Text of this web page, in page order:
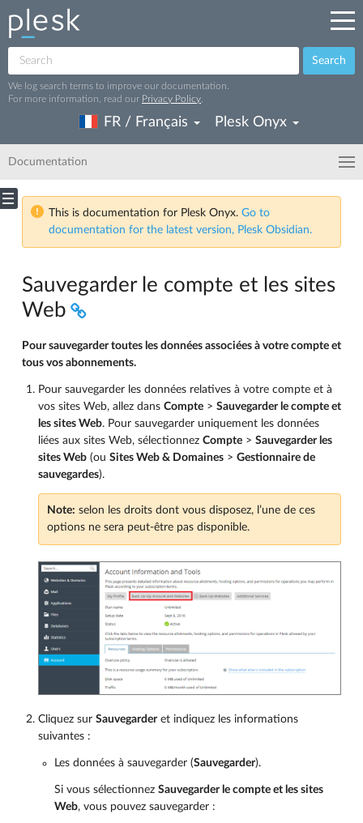
Search
We log search terms to improve our documentation.
For more information, read our Privacy Policy
FR / Français Plesk Onyx
Documentation
This is documentation for Plesk Onyx. Go to
documentation for the latest version, Plesk Obsidian.
Sauvegarder le compte et les sites
Web
Pour sauvegarder toutes les données associées à votre compte et
tous vos abonnements.
Pour sauvegarder les données relatives à votre compte et à
vos sites Web, allez dans Compte > Sauvegarder le compte et
les sites Web. Pour sauvegarder uniquement les données
liées aux sites Web, sélectionnez Compte > Sauvegarder les
sites Web (ou Sites Web & Domaines > Gestionnaire de
sauvegardes).
Note: selon les droits dont vous disposez, l’une de ces
options ne sera peut-être pas disponible.
Cliquez sur Sauvegarderet indiquez les informations
suivantes :
Les données à sauvegarder (Sauvegarder).
Si vous sélectionnez Sauvegarder le compte et les sites
Web, vous pouvez sauvegarder :